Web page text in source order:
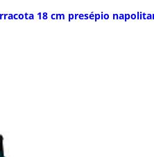
18 cm presépio